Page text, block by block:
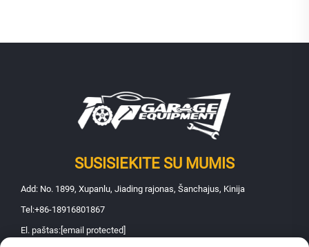
SUSISIEKITE SU MUMIS
Add: No. 1899, Xupanlu, Jiading rajonas, Šanchajus, Kinija
Tel:+86-18916801867
El. paštas: [email protected]